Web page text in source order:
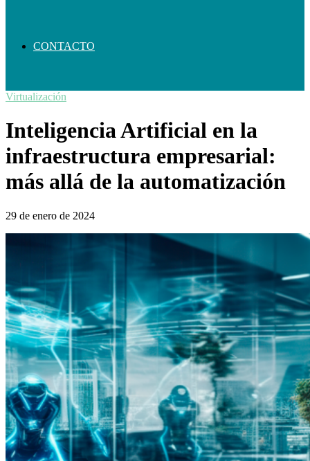
CONTACTO
Virtualización
Inteligencia Artificial en la
infraestructura empresarial:
más allá de la automatización
29 de enero de 2024